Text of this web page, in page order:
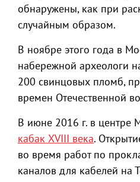
обнаружены, как при
случайным образом.
В ноябре этого года в
набережной археологи
200 свинцовых пломб,
времен Отечественной
В июне 2016 г. в центре
кабак XVIII века.
во время работ по
каналов для кабелей на